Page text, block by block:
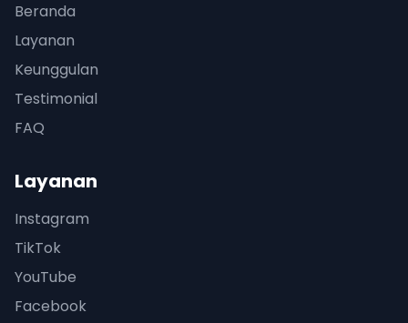
Beranda
Layanan
Keunggulan
Testimonial
FAQ
Layanan
Instagram
TikTok
YouTube
Facebook